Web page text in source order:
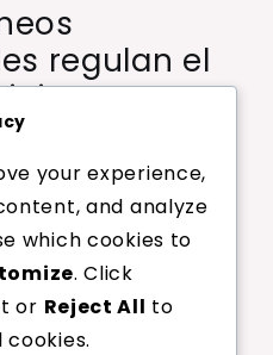
regulan el
sobre el orden de
equidad y la
deben servir en una
que generalmente
partido.
your experience,
and analyze
which cookies to
. Click
or Reject All to